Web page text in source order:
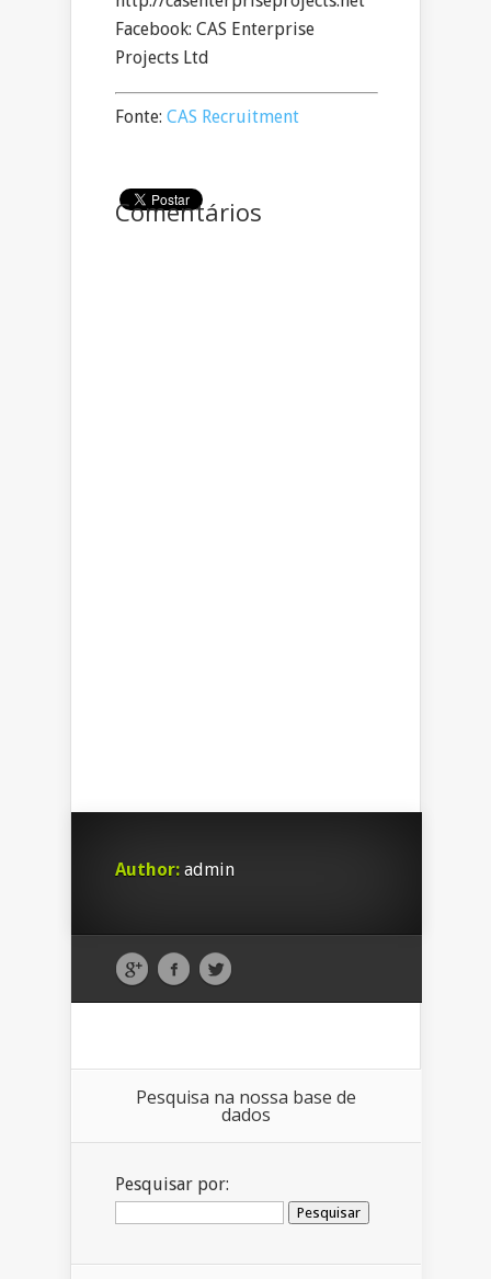
Facebook: CAS Enterprise
Projects Ltd
Fonte: CAS Recruitment
Comentários
Author: admin
Pesquisa na nossa base de
dados
Pesquisar por: